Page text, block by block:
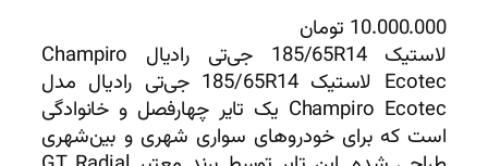
10.000.000 تومان
لاستیک 185/65R14 جی‌تی رادیال Champiro
Ecotec لاستیک 185/65R14 جی‌تی رادیال مدل
Champiro Ecotec یک تایر چهارفصل و خانوادگی
است که برای خودروهای سواری شهری و بین‌شهری